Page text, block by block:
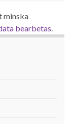
minska
bearbetas.